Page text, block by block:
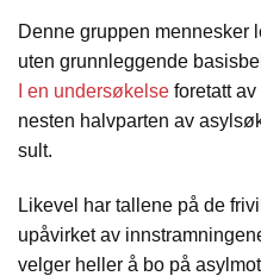
Denne gruppen mennesker
uten grunnleggende
I en undersøkelse foretatt
nesten halvparten av
sult.
Likevel har tallene på de
upåvirket av
velger heller å bo på